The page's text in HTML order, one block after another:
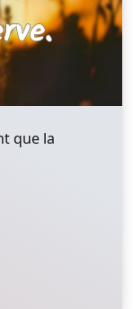
que la